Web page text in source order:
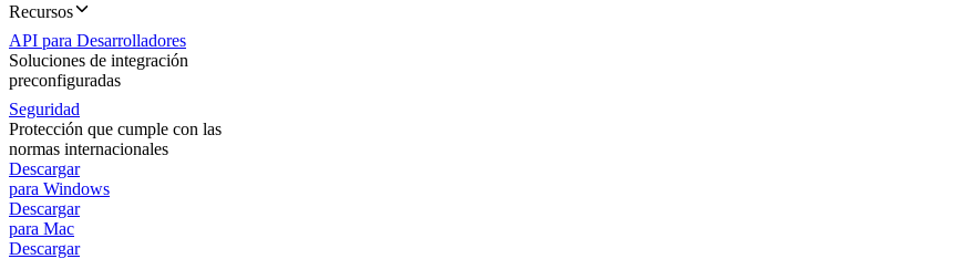
Recursos
API para Desarrolladores
Soluciones de integración
preconfiguradas
Seguridad
Protección que cumple con las
normas internacionales
Descargar
para Windows
Descargar
para Mac
Descargar